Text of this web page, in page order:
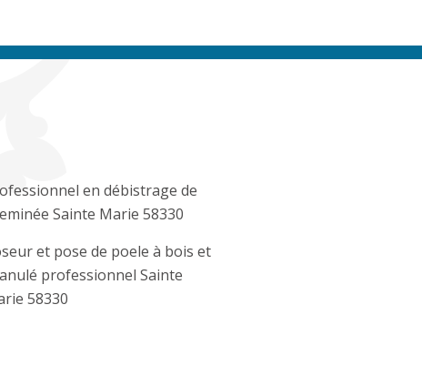
en débistrage de
Sainte Marie 58330
et pose de poele à bois et
professionnel Sainte
58330